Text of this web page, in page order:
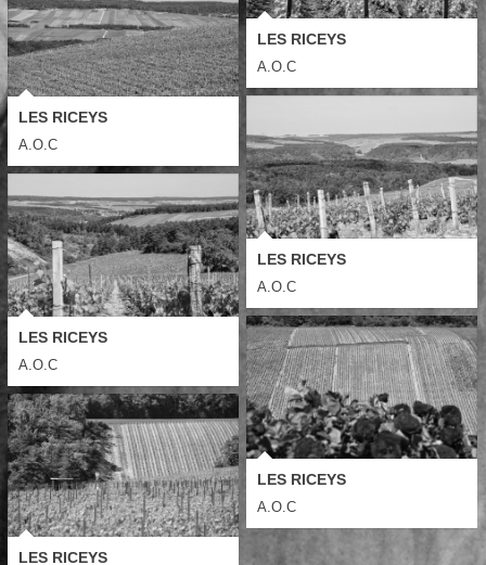
LES RICEYS
A.O.C
LES RICEYS
A.O.C
LES RICEYS
A.O.C
LES RICEYS
A.O.C
LES RICEYS
A.O.C
LES RICEYS